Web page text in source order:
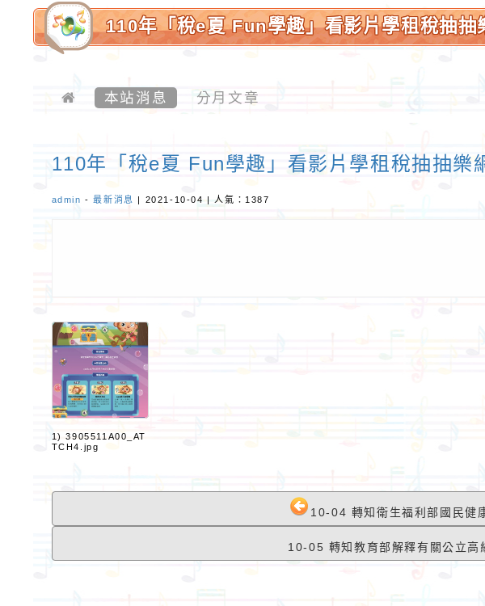
110年「稅e夏 Fun學趣」看影片學租稅抽
本站消息 分月文章
110年「稅e夏 Fun學趣」看影片學租稅抽抽樂
admin -最新消息 | 2021-10-04 | 人氣：1387
1) 3905511A00_AT
TCH4.jpg
10-04 轉知衛生福利部國民健
10-05 轉知教育部解釋有關公立高